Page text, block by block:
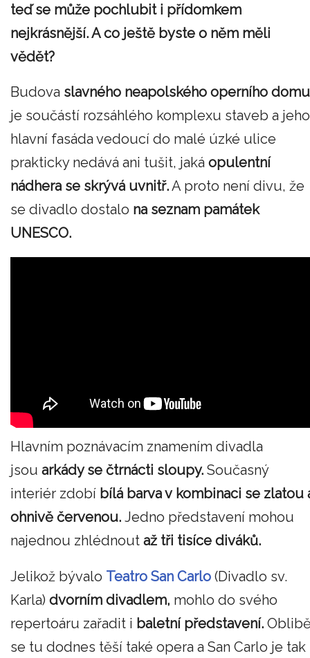
teď se může pochlubit i přídomkem
nejkrásnější. A co ještě byste o něm měli
vědět?
Budova slavného neapolského operního domu
je součástí rozsáhlého komplexu staveb a jeho
hlavní fasáda vedoucí do malé úzké ulice
prakticky nedává ani tušit, jaká opulentní
nádhera se skrývá uvnitř.A proto není divu, že
se divadlo dostalo na seznam památek
UNESCO.
Hlavním poznávacím znamením divadla
jsou arkády se čtrnácti sloupy. Současný
interiér zdobí bílá barva v kombinaci se zlatou
ohnivě červenou. Jedno představení mohou
najednou zhlédnout až tři tisíce diváků.
Jelikož bývalo Teatro San Carlo (Divadlo sv.
Karla) dvorním divadlem, mohlo do svého
repertoáru zařadit i baletní představení.
se tu dodnes těší také opera a San Carlo je tak